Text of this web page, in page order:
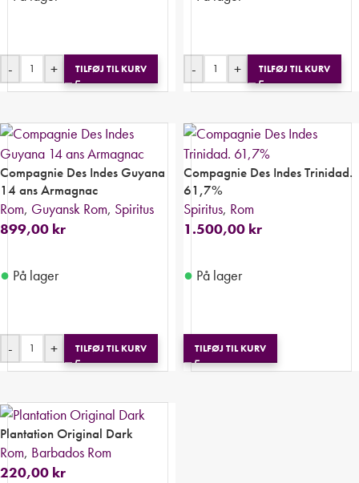
- + TILFØJ TIL KURV - + TILFØJ TIL KURV
Compagnie Des Indes Guyana
14 ans Armagnac
Rom, Guyansk Rom, Spiritus
899,00 kr
● På lager
- + TILFØJ TIL KURV
Compagnie Des Indes Trinidad.
61,7%
Spiritus, Rom
1.500,00 kr
● På lager
TILFØJ TIL KURV
Plantation Original Dark
Rom, Barbados Rom
220,00 kr